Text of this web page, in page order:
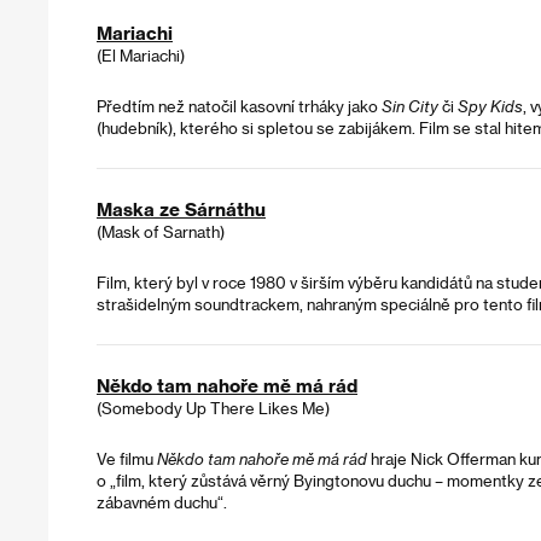
Mariachi
(El Mariachi)
Předtím než natočil kasovní trháky jako Sin City či Spy Kids ,
(hudebník), kterého si spletou se zabijákem. Film se stal
Maska ze Sárnáthu
(Mask of Sarnath)
Film, který byl v roce 1980 v širším výběru kandidátů na
strašidelným soundtrackem, nahraným speciálně pro tento
Někdo tam nahoře mě má rád
(Somebody Up There Likes Me)
Ve filmu Někdo tam nahoře mě má rád hraje Nick Offerman
o „film, který zůstává věrný Byingtonovu duchu – momentky
zábavném duchu“.